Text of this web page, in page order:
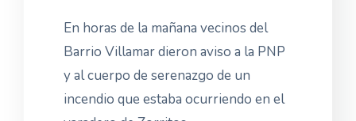
En horas de la mañana vecinos del
Barrio Villamar dieron aviso a la PNP
y al cuerpo de serenazgo de un
incendio que estaba ocurriendo en el